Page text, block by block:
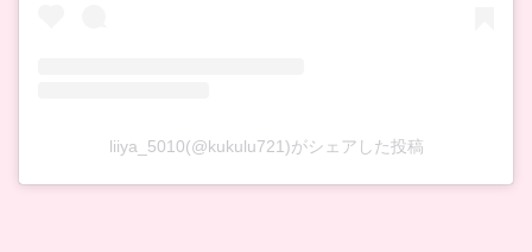
liiya_5010(@kukulu721)がシェアした投稿